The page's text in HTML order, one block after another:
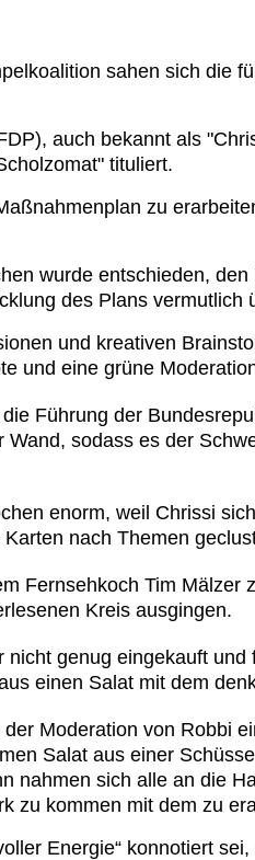
sahen sich die
auch bekannt als
tituliert.
zu
wurde entschieden,
des Plans
und kreativen
und eine grüne
Führung der
sodass es der
enorm, weil Chrissi
nach Themen
Fernsehkoch Tim
Kreis ausgingen.
genug eingekauft
einen Salat mit dem
Moderation von Robbi
Salat aus einer
sich alle an die
zu kommen mit dem zu
Energie“ konnotiert